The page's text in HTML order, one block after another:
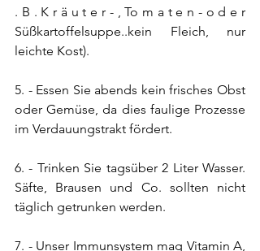
. B . K r ä u t e r - , To m a t e n - o d e r
Süßkartoffelsuppe..kein Fleich, nur
leichte Kost).
5. - Essen Sie abends kein frisches Obst
oder Gemüse, da dies faulige Prozesse
im Verdauungstrakt fördert.
6. - Trinken Sie tagsüber 2 Liter Wasser.
Säfte, Brausen und Co. sollten nicht
täglich getrunken werden.
7. - Unser Immunsystem mag Vitamin A,